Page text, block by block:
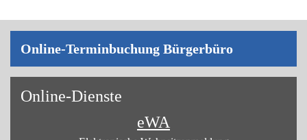
On­line-Ter­min­bu­chung Bür­ger­bü­ro
On­line-Diens­te
eWA